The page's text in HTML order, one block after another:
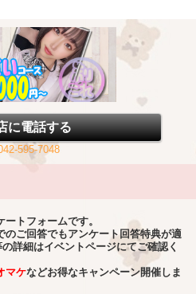
に電話する
595-7048
トフォームです。
のご回答でもアンケート回答特典が適
詳細はイベントページにてご確認く
マケなどお得なキャンペーン開催しま